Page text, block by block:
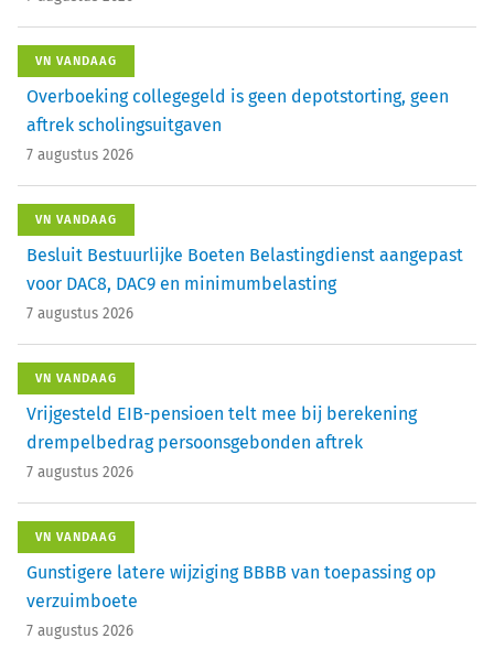
VN VANDAAG
Overboeking collegegeld is geen depotstorting, geen
aftrek scholingsuitgaven
7 augustus 2026
VN VANDAAG
Besluit Bestuurlijke Boeten Belastingdienst aangepast
voor DAC8, DAC9 en minimumbelasting
7 augustus 2026
VN VANDAAG
Vrijgesteld EIB-pensioen telt mee bij berekening
drempelbedrag persoonsgebonden aftrek
7 augustus 2026
VN VANDAAG
Gunstigere latere wijziging BBBB van toepassing op
verzuimboete
7 augustus 2026